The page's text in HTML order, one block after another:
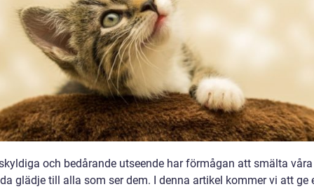
och bedårande utseende har förmågan att smälta
glädje till alla som ser dem. I denna artikel kommer vi att ge